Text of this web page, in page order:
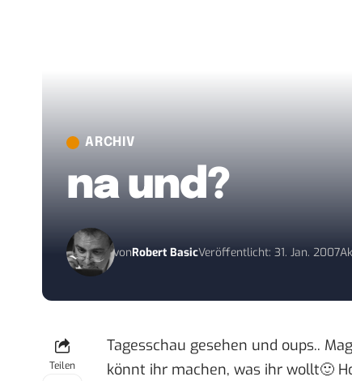
ARCHIV
na und?
vonRobert BasicVeröffentlicht: 31. Jan. 2007
Teilen
Tagesschau gesehen und oups..
könnt ihr machen, was ihr wollt🙂